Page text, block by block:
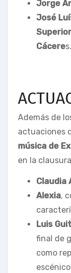
Jorge
José
Cáceres.
Además de
actuaciones
música de
en la
Claudia
Alexia,
Luis
final de
como